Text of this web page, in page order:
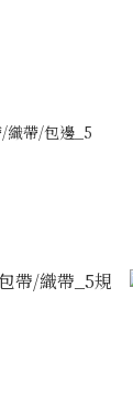
/織帶/包邊_5